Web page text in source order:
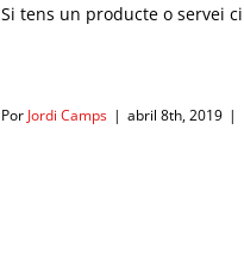
Si tens un producte o servei
Por Jordi Camps | abril 8th, 2019 |